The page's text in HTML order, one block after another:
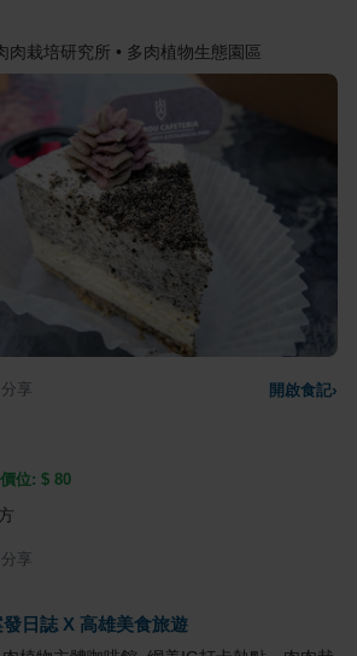
肉栽培研究所 • 多肉植物生態園區
分享 開啟食記›
位: $ 80
分享
日誌 X 高雄美食旅遊